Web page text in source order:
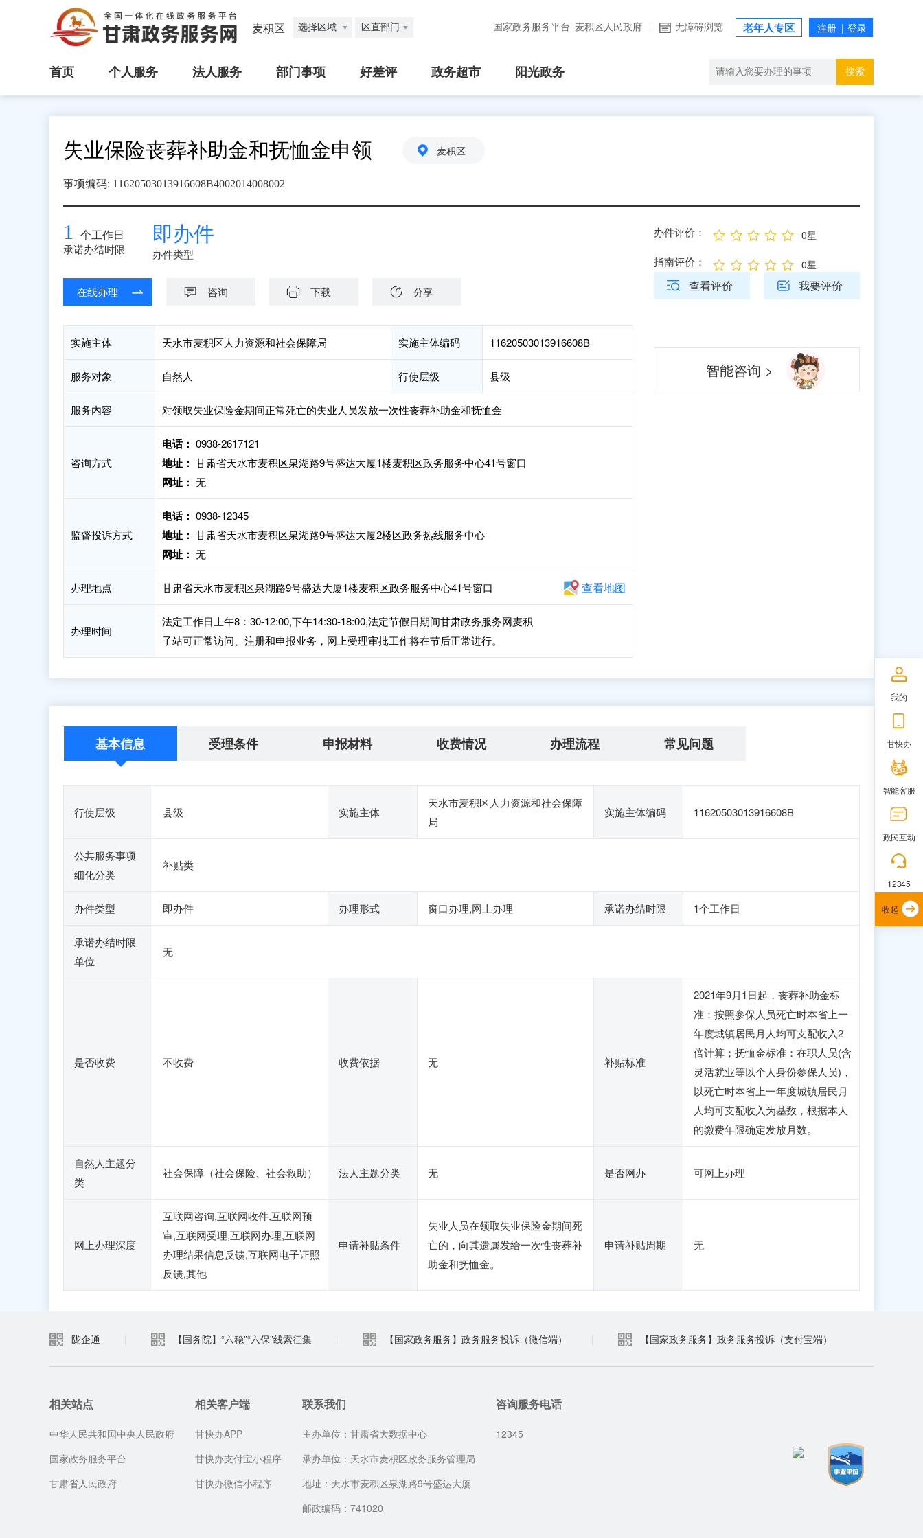
麦积区 选择区域 区直部门 国家政务服务平台 麦积区人民政府 无障碍浏览 老年人专区
首页 个人服务 法人服务 部门事项 好差评 政务超市 阳光政务 搜索
失业保险丧葬补助金和抚恤金申领 麦积区
事项编码: 11620503013916608B4002014008002
1 个工作日
承诺办结时限
即办件
办件类型
在线办理 咨询 下载 分享
办件评价： 0星
指南评价： 0星
查看评价 我要评价
实施主体 天水市麦积区人力资源和社会保障局 实施主体编码 11620503013916608B
服务对象 自然人 行使层级 县级
服务内容 对领取失业保险金期间正常死亡的失业人员发放一次性丧葬补助金和抚恤金
咨询方式
电话： 0938-2617121
地址： 甘肃省天水市麦积区泉湖路9号盛达大厦1楼麦积区政务服务中心41号窗口
网址： 无
监督投诉方式
电话： 0938-12345
地址： 甘肃省天水市麦积区泉湖路9号盛达大厦2楼区政务热线服务中心
网址： 无
办理地点 甘肃省天水市麦积区泉湖路9号盛达大厦1楼麦积区政务服务中心41号窗口 查看地图
办理时间
法定工作日上午8：30-12:00,下午14:30-18:00,法定节假日期间甘肃政务服务网麦积
子站可正常访问、注册和申报业务，网上受理审批工作将在节后正常进行。
智能咨询 >
基本信息 受理条件 申报材料 收费情况 办理流程 常见问题
行使层级 县级 实施主体
天水市麦积区人力资源和社会保障
局
实施主体编码 11620503013916608B
公共服务事项
细化分类
补贴类
办件类型 即办件 办理形式 窗口办理,网上办理 承诺办结时限 1个工作日
承诺办结时限
单位
无
是否收费 不收费 收费依据 无 补贴标准
2021年9月1日起，丧葬补助金标
准：按照参保人员死亡时本省上一
年度城镇居民月人均可支配收入2
倍计算；抚恤金标准：在职人员(含
灵活就业等以个人身份参保人员)，
以死亡时本省上一年度城镇居民月
人均可支配收入为基数，根据本人
的缴费年限确定发放月数。
自然人主题分
类
社会保障（社会保险、社会救助） 法人主题分类 无 是否网办 可网上办理
网上办理深度
互联网咨询,互联网收件,互联网预
审,互联网受理,互联网办理,互联网
办理结果信息反馈,互联网电子证照
反馈,其他
申请补贴条件
失业人员在领取失业保险金期间死
亡的，向其遗属发给一次性丧葬补
助金和抚恤金。
申请补贴周期 无
陇企通 【国务院】“六稳”“六保”线索征集 【国家政务服务】政务服务投诉（微信端） 【国家政务服务】政务服务投诉（支付宝端）
相关站点
中华人民共和国中央人民政府
国家政务服务平台
甘肃省人民政府
相关客户端
甘快办APP
甘快办支付宝小程序
甘快办微信小程序
联系我们
主办单位：甘肃省大数据中心
承办单位：天水市麦积区政务服务管理局
地址：天水市麦积区泉湖路9号盛达大厦
邮政编码：741020
咨询服务电话
12345
我的
甘快办
智能客服
政民互动
12345
收起